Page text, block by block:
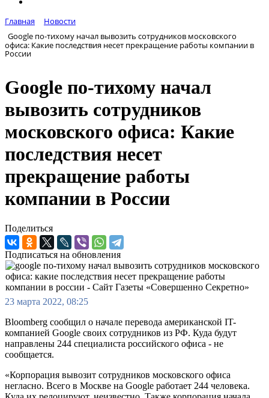
Главная
Новости
Google по-тихому начал вывозить сотрудников московского
офиса: Какие последствия несет прекращение работы компании в
России
Google по-тихому начал
вывозить сотрудников
московского офиса: Какие
последствия несет
прекращение работы
компании в России
Поделиться
Подписаться на обновления
23 марта 2022, 08:25
Bloomberg сообщил о начале перевода американской IT-
компанией Google своих сотрудников из РФ. Куда будут
направлены 244 специалиста российского офиса - не
сообщается.
«Корпорация вывозит сотрудников московского офиса
негласно. Всего в Москве на Google работает 244 человека.